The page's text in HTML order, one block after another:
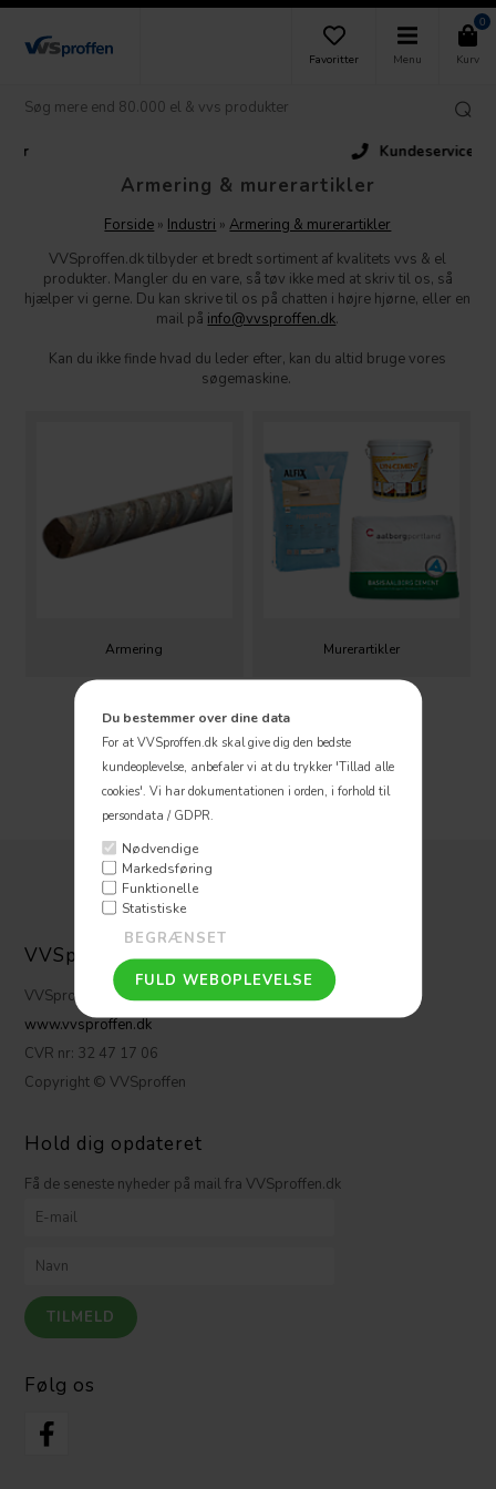
Du bestemmer over dine data
For at VVSproffen.dk skal give dig den bedste
kundeoplevelse, anbefaler vi at du trykker 'Tillad alle
cookies'. Vi har dokumentationen i orden, i forhold til
persondata / GDPR.
Nødvendige
Markedsføring
Funktionelle
Statistiske
Favoritter Menu
0
Kurv
Kundeservice
Armering & murerartikler
Forside » Industri »Armering & murerartikler
VVSproffen.dk tilbyder et bredt sortiment af kvalitets vvs & el
produkter. Mangler du en vare, så tøv ikke med at skriv til os, så
hjælper vi gerne. Du kan skrive til os på chatten i højre hjørne, eller en
mail på info@vvsproffen.dk.
Kan du ikke finde hvad du leder efter, kan du altid bruge vores
søgemaskine.
Armering Murerartikler
VVSpoffen ApS
VVSproffen.dk ApS
www.vvsproffen.dk
CVR nr: 32 47 17 06
Copyright © VVSproffen
Hold dig opdateret
Få de seneste nyheder på mail fra VVSproffen.dk
Følg os